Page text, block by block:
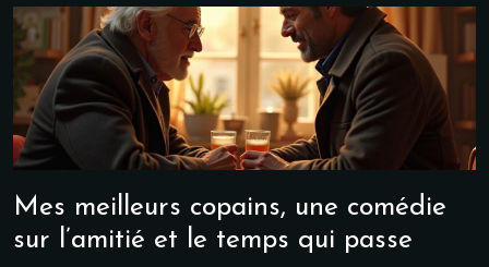
Mes meilleurs copains, une comédie
sur l’amitié et le temps qui passe